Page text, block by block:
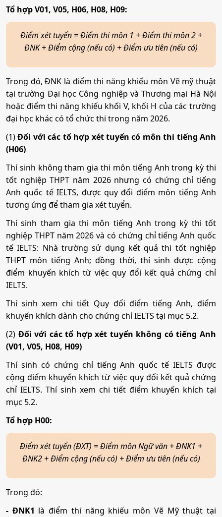
Mã ngành:7540202
Công nghệ may
Mã ngành:7540209
Tổ hợp V01, V05, H06, H08, H09:
Điểm xét tuyển = Điểm thi môn 1 + Điểm thi môn 2 +
ĐNK + Điểm cộng (nếu có) + Điểm ưu tiên (nếu có)
Trong đó, ĐNK là điểm thi năng khiếu môn Vẽ mỹ thuật
tại trường Đại học Công nghiệp và Thương mại Hà Nội
hoặc điểm thi năng khiếu khối V, khối H của các trường
đại học khác có tổ chức thi trong năm 2026.
(1)Đối với các tổ hợp xét tuyển có môn thi tiếng Anh
(H06)
Thí sinh không tham gia thi môn tiếng Anh trong kỳ thi
tốt nghiệp THPT năm 2026 nhưng có chứng chỉ tiếng
Anh quốc tế IELTS, được quy đổi điểm môn tiếng Anh
tương ứng để tham gia xét tuyển.
Thí sinh tham gia thi môn tiếng Anh trong kỳ thi tốt
nghiệp THPT năm 2026 và có chứng chỉ tiếng Anh quốc
tế IELTS: Nhà trường sử dụng kết quả thi tốt nghiệp
THPT môn tiếng Anh; đồng thời, thí sinh được cộng
điểm khuyến khích từ việc quy đổi kết quả chứng chỉ
IELTS.
Thí sinh xem chi tiết Quy đổi điểm tiếng Anh, điểm
khuyến khích dành cho chứng chỉ IELTS tại mục 5.2.
(2) Đối với các tổ hợp xét tuyển không có tiếng Anh
(V01, V05, H08, H09)
Thí sinh có chứng chỉ tiếng Anh quốc tế IELTS được
cộng điểm khuyến khích từ việc quy đổi kết quả chứng
chỉ IELTS. Thí sinh xem chi tiết điểm khuyến khích tại
mục 5.2.
Tổ hợp H00:
Điểm xét tuyển (ĐXT) = Điểm môn Ngữ văn + ĐNK1 +
ĐNK2 + Điểm cộng (nếu có) + Điểm ưu tiên (nếu có)
Trong đó:
- ĐNK1 là điểm thi năng khiếu môn Vẽ Mỹ thuật tại